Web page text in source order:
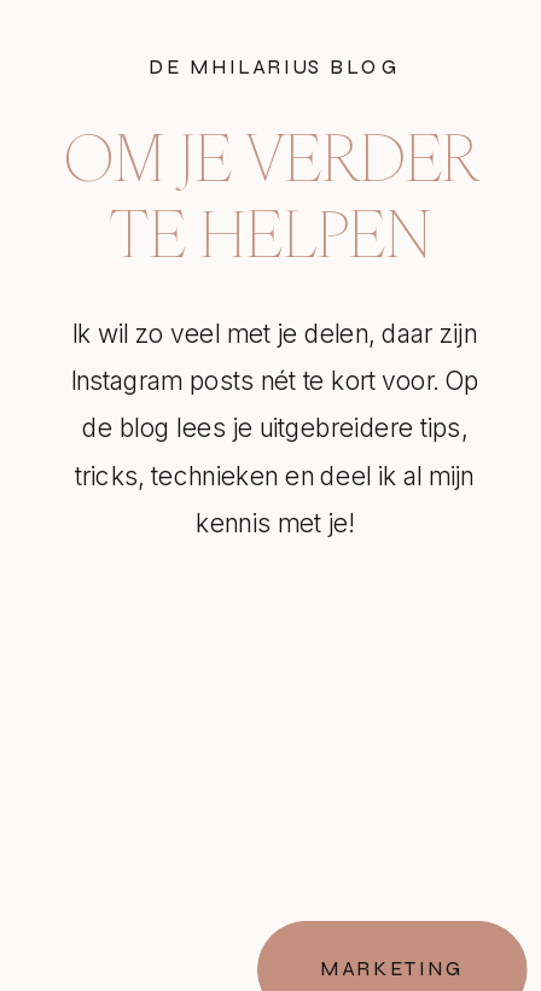
DE MHILARIUS BLOG
OM JE VERDER
TE HELPEN
Ik wil zo veel met je delen, daar zijn
Instagram posts nét te kort voor. Op
de blog lees je uitgebreidere tips,
tricks, technieken en deel ik al mijn
kennis met je!
MARKETING